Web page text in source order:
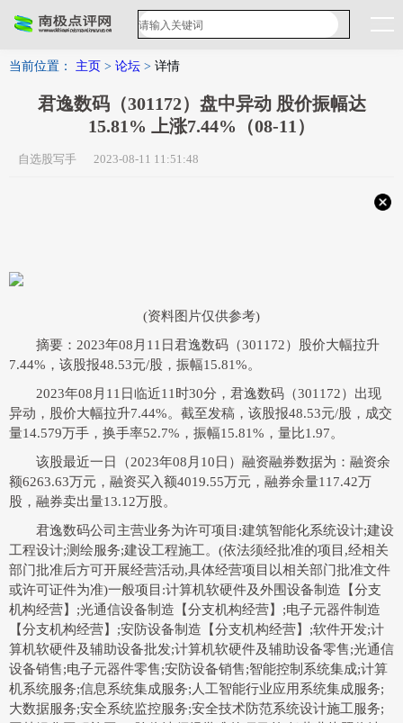
当前位置： 主页 > 论坛 > 详情
君逸数码（301172）盘中异动 股价振幅达
15.81% 上涨7.44%（08-11）
自选股写手 2023-08-11 11:51:48
(资料图片仅供参考)
摘要：2023年08月11日君逸数码（301172）股价大幅拉升
7.44%，该股报48.53元/股，振幅15.81%。
2023年08月11日临近11时30分，君逸数码（301172）出现
异动，股价大幅拉升7.44%。截至发稿，该股报48.53元/股，成交
量14.579万手，换手率52.7%，振幅15.81%，量比1.97。
该股最近一日（2023年08月10日）融资融券数据为：融资余
额6263.63万元，融资买入额4019.55万元，融券余量117.42万
股，融券卖出量13.12万股。
君逸数码公司主营业务为许可项目:建筑智能化系统设计;建设
工程设计;测绘服务;建设工程施工。(依法须经批准的项目,经相关
部门批准后方可开展经营活动,具体经营项目以相关部门批准文件
或许可证件为准)一般项目:计算机软硬件及外围设备制造【分支
机构经营】;光通信设备制造【分支机构经营】;电子元器件制造
【分支机构经营】;安防设备制造【分支机构经营】;软件开发;计
算机软硬件及辅助设备批发;计算机软硬件及辅助设备零售;光通信
设备销售;电子元器件零售;安防设备销售;智能控制系统集成;计算
机系统服务;信息系统集成服务;人工智能行业应用系统集成服务;
大数据服务;安全系统监控服务;安全技术防范系统设计施工服务;